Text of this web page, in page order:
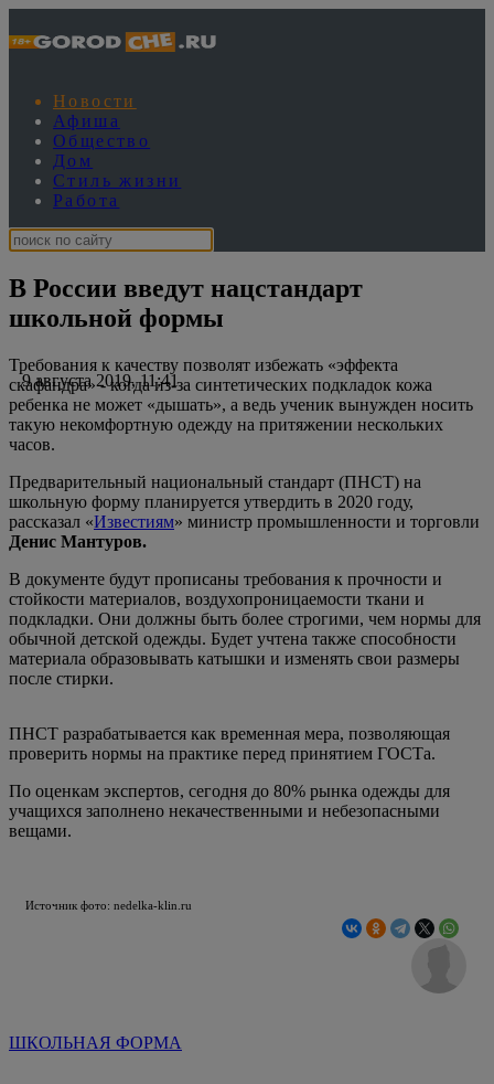
Новости
Афиша
Общество
Дом
Стиль жизни
Работа
В России введут нацстандарт
школьной формы
9 августа 2019, 11:41
Требования к качеству позволят избежать «эффекта
скафандра» - когда из-за синтетических подкладок кожа
ребенка не может «дышать», а ведь ученик вынужден носить
такую некомфортную одежду на притяжении нескольких
часов.
Предварительный национальный стандарт (ПНСТ) на
школьную форму планируется утвердить в 2020 году,
рассказал «Известиям» министр промышленности и торговли
Денис Мантуров.
В документе будут прописаны требования к прочности и
стойкости материалов, воздухопроницаемости ткани и
подкладки. Они должны быть более строгими, чем нормы для
обычной детской одежды. Будет учтена также способности
материала образовывать катышки и изменять свои размеры
после стирки.
ПНСТ разрабатывается как временная мера, позволяющая
проверить нормы на практике перед принятием ГОСТа.
По оценкам экспертов, сегодня до 80% рынка одежды для
учащихся заполнено некачественными и небезопасными
вещами.
Источник фото: nedelka-klin.ru
ШКОЛЬНАЯ ФОРМА